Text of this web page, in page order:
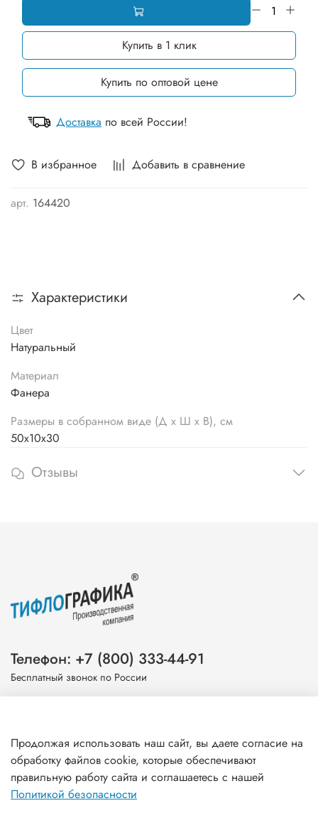
В избранное Добавить в сравнение
арт. 164420
Купить в 1 клик
Купить по оптовой цене
Доставка по всей России!
Характеристики
Цвет
Натуральный
Материал
Фанера
Размеры в собранном виде (Д х Ш х В), см
50х10х30
Отзывы
Информация
Телефон: +7 (800) 333-44-91
Бесплатный звонок по России
Продолжая использовать наш сайт, вы даете согласие на
обработку файлов cookie, которые обеспечивают
правильную работу сайта и соглашаетесь с нашей
Политикой безопасности